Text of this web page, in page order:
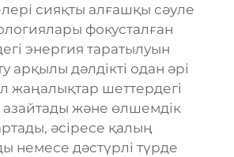
сияқты алғашқы сәуле
фокусталған
энергия таратылуын
арқылы дәлдікті одан әрі
жаңалықтар шеттердегі
азайтады және өлшемдік
әсіресе қалың
немесе дәстүрлі түрде